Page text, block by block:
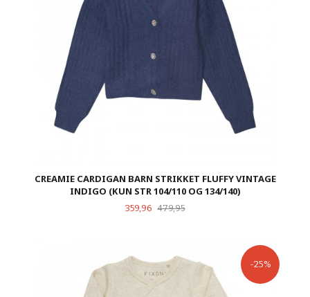
CREAMIE CARDIGAN BARN STRIKKET FLUFFY VINTAGE
INDIGO (KUN STR 104/110 OG 134/140)
Tilbud
359,96 479,95Rabatt
-25%